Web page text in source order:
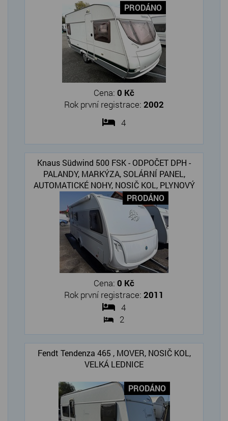
PRODÁNO
Cena: 0 Kč
Rok první registrace: 2002
4
Knaus Südwind 500 FSK - ODPOČET DPH -
PALANDY, MARKÝZA, SOLÁRNÍ PANEL,
AUTOMATICKÉ NOHY, NOSIČ KOL, PLYNOVÝ
BOJLERPRODÁNO
Cena: 0 Kč
Rok první registrace: 2011
4
2
Fendt Tendenza 465 , MOVER, NOSIČ KOL,
VELKÁ LEDNICE
PRODÁNO